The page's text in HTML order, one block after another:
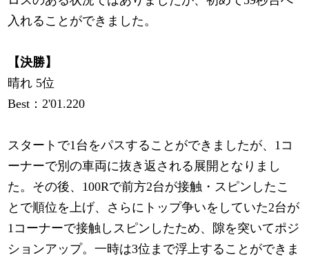
入れることができました。
【決勝】
晴れ 5位
Best：2'01.220
スタートで1台をパスすることができましたが、1コ
ーナーで別の車両に抜き返される展開となりまし
た。その後、100Rで前方2台が接触・スピンしたこ
とで順位を上げ、さらにトップ争いをしていた2台が
1コーナーで接触しスピンしたため、隙を突いてポジ
ションアップ。一時は3位まで浮上することができま